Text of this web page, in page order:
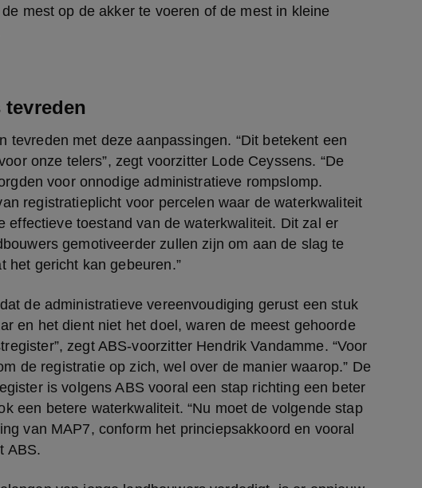
mest op de akker te voeren of de mest in kleine
tevreden met deze aanpassingen. “Dit betekent een
onze telers”, zegt voorzitter Lode Ceyssens. “De
voor onnodige administratieve rompslomp.
registratieplicht voor percelen waar de waterkwaliteit
effectieve toestand van de waterkwaliteit. Dit zal er
gemotiveerder zullen zijn om aan de slag te
het gericht kan gebeuren.”
de administratieve vereenvoudiging gerust een stuk
en het dient niet het doel, waren de meest gehoorde
zegt ABS-voorzitter Hendrik Vandamme. “Voor
de registratie op zich, wel over de manier waarop.” De
is volgens ABS vooral een stap richting een beter
een betere waterkwaliteit. “Nu moet de volgende stap
van MAP7, conform het princiepsakkoord en vooral
ABS.